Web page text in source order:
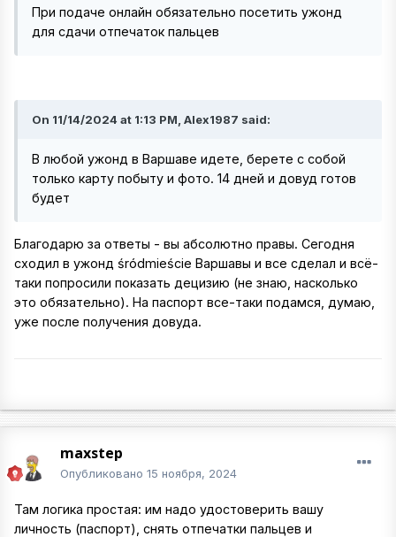
При подаче онлайн обязательно посетить ужонд
для сдачи отпечаток пальцев
On 11/14/2024 at 1:13 PM, Alex1987 said:
В любой ужонд в Варшаве идете, берете с собой
только карту побыту и фото. 14 дней и довуд готов
будет
Благодарю за ответы - вы абсолютно правы. Сегодня
сходил в ужонд śródmieście Варшавы и все сделал и всё-
таки попросили показать децизию (не знаю, насколько
это обязательно). На паспорт все-таки подамся, думаю,
уже после получения довуда.
maxstep
Опубликовано 15 ноября, 2024
Там логика простая: им надо удостоверить вашу
личность (паспорт), снять отпечатки пальцев и